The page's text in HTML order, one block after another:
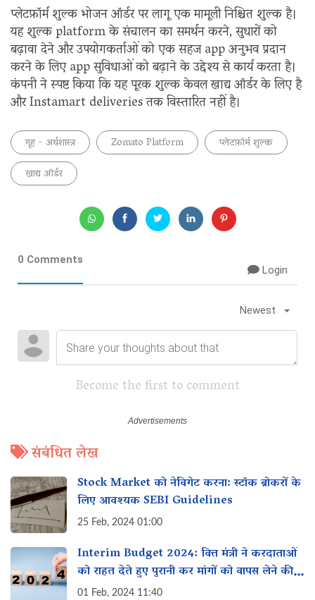
प्लेटफ़ॉर्म शुल्क भोजन ऑर्डर पर लागू एक मामूली निश्चित शुल्क है।
यह शुल्क platform के संचालन का समर्थन करने, सुधारों को
बढ़ावा देने और उपयोगकर्ताओं को एक सहज app अनुभव प्रदान
करने के लिए app सुविधाओं को बढ़ाने के उद्देश्य से कार्य करता है।
कंपनी ने स्पष्ट किया कि यह पूरक शुल्क केवल खाद्य ऑर्डर के लिए है
और Instamart deliveries तक विस्तारित नहीं है।
गृह - अर्थशास्त्र Zomato Platform
प्लेटफ़ॉर्म शुल्क
खाद्य ऑर्डर
0 Comments
Login
Newest
Become the first to comment
संबंधित लेख
Stock Market को नेविगेट करना: स्टॉक ब्रोकरों के
लिए आवश्यक SEBI Guidelines
25 Feb, 2024 01:00
Interim Budget 2024: वित्त मंत्री ने करदाताओं
को राहत देते हुए पुरानी कर मांगों को वापस लेने की
घोषणा की
01 Feb, 2024 11:40